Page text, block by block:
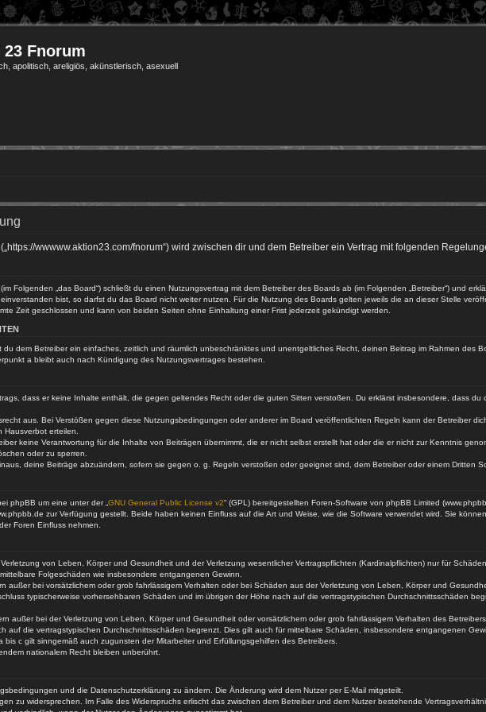
Fnorum
apolitisch, areligiös, akünstlerisch, asexuell
(„https://wwwww.aktion23.com/fnorum“) wird zwischen dir und dem Betreiber ein Vertrag mit folgenden
Folgenden „das Board“) schließt du einen Nutzungsvertrag mit dem Betreiber des Boards ab (im Folgenden „Betreiber“) und
bist, so darfst du das Board nicht weiter nutzen. Für die Nutzung des Boards gelten jeweils die an dieser Stelle
Zeit geschlossen und kann von beiden Seiten ohne Einhaltung einer Frist jederzeit gekündigt werden.
du dem Betreiber ein einfaches, zeitlich und räumlich unbeschränktes und unentgeltliches Recht, deinen Beitrag im Rahmen des
a bleibt auch nach Kündigung des Nutzungsvertrages bestehen.
dass er keine Inhalte enthält, die gegen geltendes Recht oder die guten Sitten verstoßen. Du erklärst insbesondere, dass
aus. Bei Verstößen gegen diese Nutzungsbedingungen oder anderer im Board veröffentlichten Regeln kann der Betreiber
erteilen.
keine Verantwortung für die Inhalte von Beiträgen übernimmt, die er nicht selbst erstellt hat oder die er nicht zur Kenntnis
oder zu sperren.
deine Beiträge abzuändern, sofern sie gegen o. g. Regeln verstoßen oder geeignet sind, dem Betreiber oder einem Dritten
phpBB um eine unter der „ GNU General Public License v2“ (GPL) bereitgestellten Foren-Software von phpBB Limited
zur Verfügung gestellt. Beide haben keinen Einfluss auf die Art und Weise, wie die Software verwendet wird. Sie
Foren Einfluss nehmen.
von Leben, Körper und Gesundheit und der Verletzung wesentlicher Vertragspflichten (Kardinalpflichten) nur für
Folgeschäden wie insbesondere entgangenen Gewinn.
außer bei vorsätzlichem oder grob fahrlässigem Verhalten oder bei Schäden aus der Verletzung von Leben, Körper und
typischerweise vorhersehbaren Schäden und im übrigen der Höhe nach auf die vertragstypischen Durchschnittsschäden
außer bei der Verletzung von Leben, Körper und Gesundheit oder vorsätzlichem oder grob fahrlässigem Verhalten des
auf die vertragstypischen Durchschnittsschäden begrenzt. Dies gilt auch für mittelbare Schäden, insbesondere entgangenen
bis c gilt sinngemäß auch zugunsten der Mitarbeiter und Erfüllungsgehilfen des Betreibers.
nationalem Recht bleiben unberührt.
und die Datenschutzerklärung zu ändern. Die Änderung wird dem Nutzer per E-Mail mitgeteilt.
zu widersprechen. Im Falle des Widerspruchs erlischt das zwischen dem Betreiber und dem Nutzer bestehende